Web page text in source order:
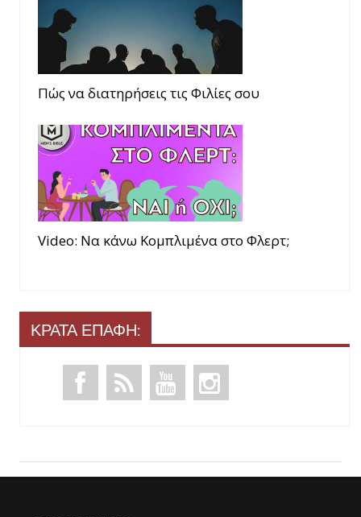
Πώς να διατηρήσεις τις Φιλίες σου
Video: Να κάνω Κομπλιμένα στο Φλερτ;
ΚΡΑΤΑ ΕΠΑΦΗ: